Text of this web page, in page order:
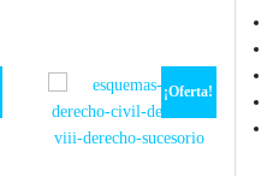
¡Oferta!